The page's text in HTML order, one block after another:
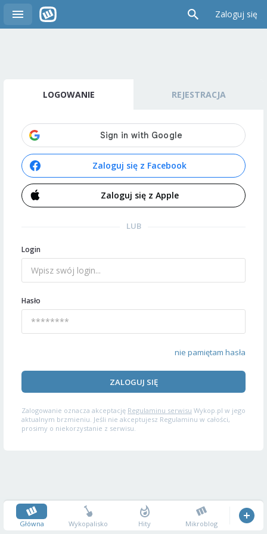
Zaloguj się
LOGOWANIE REJESTRACJA
Zaloguj się z Facebook
Zaloguj się z Apple
LUB
Login
Hasło
nie pamiętam hasła
ZALOGUJ SIĘ
Zalogowanie oznacza akceptację Regulaminu serwisu Wykop.pl w jego
aktualnym brzmieniu. Jeśli nie akceptujesz Regulaminu w całości,
prosimy o niekorzystanie z serwisu.
Główna Wykopalisko Hity Mikroblog